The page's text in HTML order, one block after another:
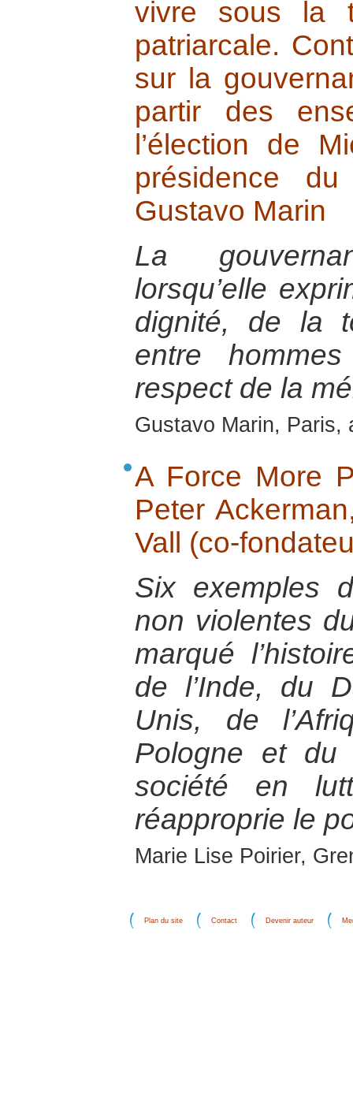
vivre sous la
patriarcale.
sur la
partir des
l’élection de
présidence
Gustavo Marin
La
lorsqu’elle
dignité, de la
entre
respect de la
Gustavo Marin, Paris,
A Force More
Peter
Vall (co-
Six exemples
non violentes
marqué
de l’Inde, du
Unis, de
Pologne et du
société en
réapproprie le
Marie Lise Poirier,
Plan du site Contact Devenir auteur